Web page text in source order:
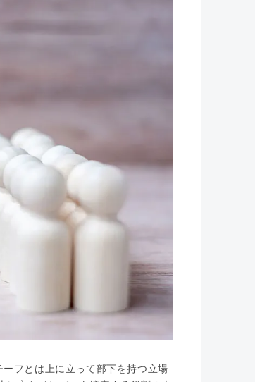
フとは上に立って部下を持つ立場